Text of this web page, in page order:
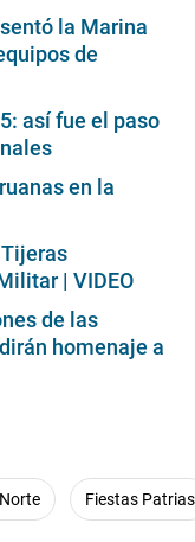
la Marina
de
así fue el paso
en la
| VIDEO
de las
homenaje a
Fiestas Patrias